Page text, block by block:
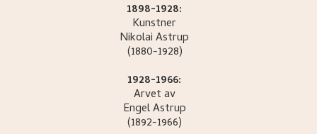
1898-1928:
Kunstner
NikolaiAstrup
(1880-1928)
1928-1966:
Arvet av
EngelAstrup
(1892-1966)